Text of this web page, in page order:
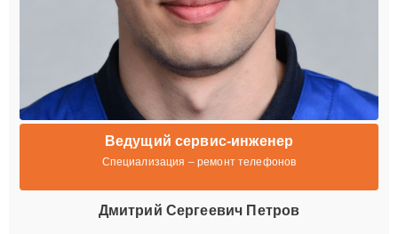
Ведущий сервис-инженер
Специализация – ремонт телефонов
Дмитрий Сергеевич Петров